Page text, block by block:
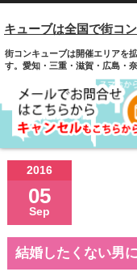
キューブは全国で街コン
街コンキューブは開催エリアを
す。愛知・三重・滋賀・広島・
2016
05
Sep
結婚したくない男